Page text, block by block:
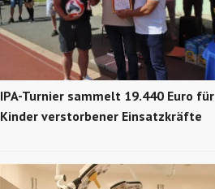
IPA-Turnier sammelt 19.440 Euro für
Kinder verstorbener Einsatzkräfte